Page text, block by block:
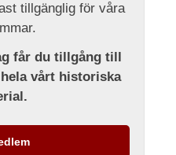
tillgänglig för våra
får du tillgång till
vårt historiska